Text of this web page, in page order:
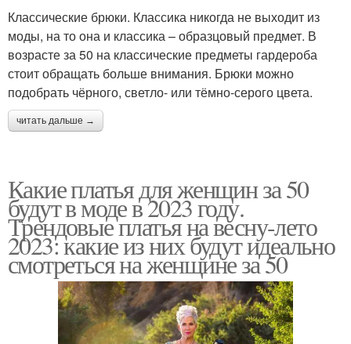
Классические брюки. Классика никогда не выходит из
моды, на то она и классика – образцовый предмет. В
возрасте за 50 на классические предметы гардероба
стоит обращать больше внимания. Брюки можно
подобрать чёрного, светло- или тёмно-серого цвета.
читать дальше →
Какие платья для женщин за 50
будут в моде в 2023 году.
Трендовые платья на весну-лето
2023: какие из них будут идеально
смотреться на женщине за 50